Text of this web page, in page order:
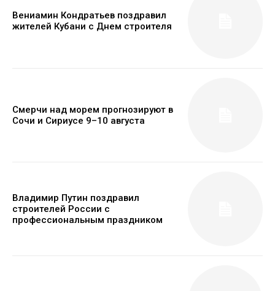
Вениамин Кондратьев поздравил
жителей Кубани с Днем строителя
Смерчи над морем прогнозируют в
Сочи и Сириусе 9–10 августа
Владимир Путин поздравил
строителей России с
профессиональным праздником